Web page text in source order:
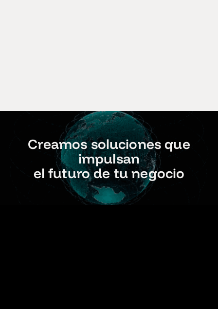
Creamos soluciones que
impulsan
el futuro de tu negocio